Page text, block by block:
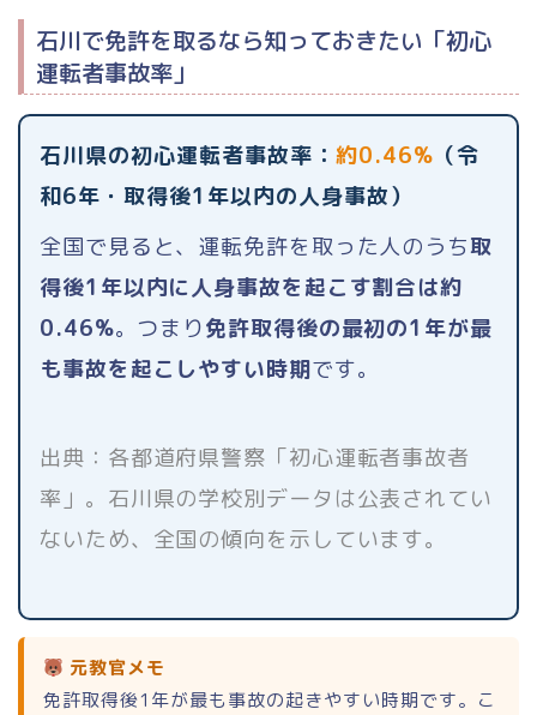
石川で免許を取るなら知っておきたい「初心
運転者事故率」
石川県の初心運転者事故率： 約0.46% （令
和6年・取得後1年以内の人身事故）
全国で見ると、運転免許を取った人のうち取
得後1年以内に人身事故を起こす割合は約
0.46%。つまり免許取得後の最初の1年が最
も事故を起こしやすい時期です。
出典：各都道府県警察「初心運転者事故者
率」。石川県の学校別データは公表されてい
ないため、全国の傾向を示しています。
元教官メモ
免許取得後1年が最も事故の起きやすい時期です。こ